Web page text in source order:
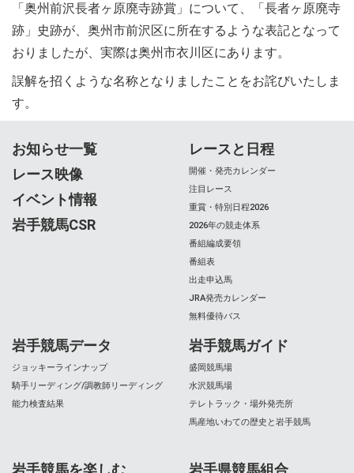
「奥州前沢長者ヶ原廃寺跡賞」について、「長者ヶ原廃寺
跡」史跡が、奥州市前沢区に所在するような表記となって
おりましたが、実際は奥州市衣川区にあります。
誤解を招くような名称となりましたことをお詫びいたしま
す。
お知らせ一覧
レース映像
イベント情報
岩手競馬CSR
レースと日程
開催・発売カレンダー
注目レース
重賞・特別日程2026
2026年の競走体系
番組編成要領
番組表
出走申込馬
JRA発売カレンダー
無料優待バス
岩手競馬データ
ジョッキーラインナップ
騎手リーディング/調教師リーディング
能力検査結果
岩手競馬ガイド
盛岡競馬場
水沢競馬場
テレトラック・場外発売所
馬産地いわての歴史と岩手競馬
岩手競馬を楽しむ 岩手県競馬組合